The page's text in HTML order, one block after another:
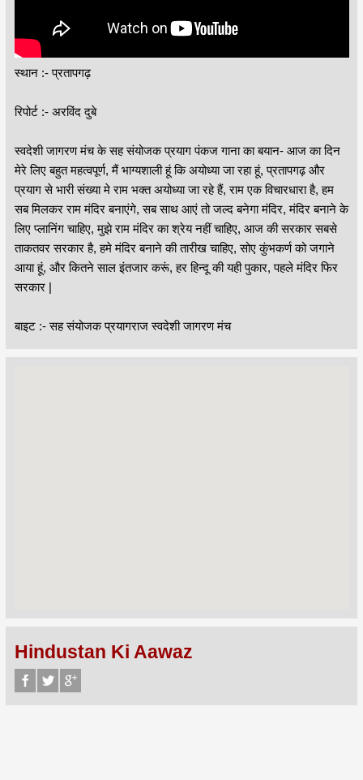
स्थान :- प्रतापगढ़
रिपोर्ट :- अरविंद दुबे
स्वदेशी जागरण मंच के सह संयोजक प्रयाग पंकज गाना का बयान- आज का दिन
मेरे लिए बहुत महत्वपूर्ण, मैं भाग्यशाली हूं कि अयोध्या जा रहा हूं, प्रतापगढ़ और
प्रयाग से भारी संख्या मे राम भक्त अयोध्या जा रहे हैं, राम एक विचारधारा है, हम
सब मिलकर राम मंदिर बनाएंगे, सब साथ आएं तो जल्द बनेगा मंदिर, मंदिर बनाने के
लिए प्लानिंग चाहिए, मुझे राम मंदिर का श्रेय नहीं चाहिए, आज की सरकार सबसे
ताकतवर सरकार है, हमे मंदिर बनाने की तारीख चाहिए, सोए कुंभकर्ण को जगाने
आया हूं, और कितने साल इंतजार करूं, हर हिन्दू की यही पुकार, पहले मंदिर फिर
सरकार |
बाइट :- सह संयोजक प्रयागराज स्वदेशी जागरण मंच
Hindustan Ki Aawaz